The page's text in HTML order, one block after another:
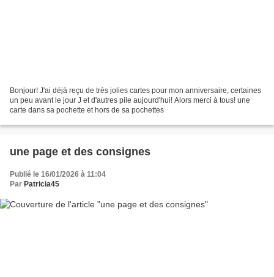
Bonjour! J'ai déjà reçu de très jolies cartes pour mon anniversaire, certaines
un peu avant le jour J et d'autres pile aujourd'hui! Alors merci à tous! une
carte dans sa pochette et hors de sa pochettes
une page et des consignes
Publié le 16/01/2026 à 11:04
Par Patricia45